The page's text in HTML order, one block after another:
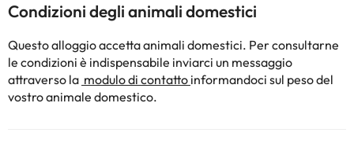
Condizioni degli animali domestici
Questo alloggio accetta animali domestici. Per consultarne
le condizioni è indispensabile inviarci un messaggio
attraverso la modulo di contatto informandoci sul peso del
vostro animale domestico.